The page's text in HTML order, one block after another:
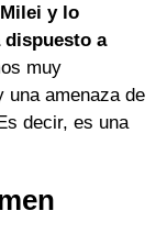
y lo
a
muy
una amenaza de
decir, es una